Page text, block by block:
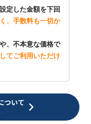
定した金額を下回
、手数料も一切か
、不本意な価格で
てご利用いただけ
ついて